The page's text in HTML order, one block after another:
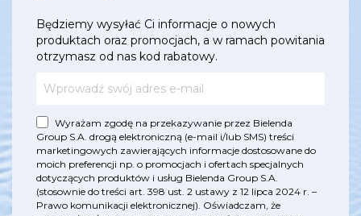
Będziemy wysyłać Ci informacje o nowych
produktach oraz promocjach, a w ramach powitania
otrzymasz od nas kod rabatowy.
Wyrażam zgodę na przekazywanie przez Bielenda
Group S.A. drogą elektroniczną (e-mail i/lub SMS) treści
marketingowych zawierających informacje dostosowane do
moich preferencji np. o promocjach i ofertach specjalnych
dotyczących produktów i usług Bielenda Group S.A.
(stosownie do treści art. 398 ust. 2 ustawy z 12 lipca 2024 r. –
Prawo komunikacji elektronicznej). Oświadczam, że